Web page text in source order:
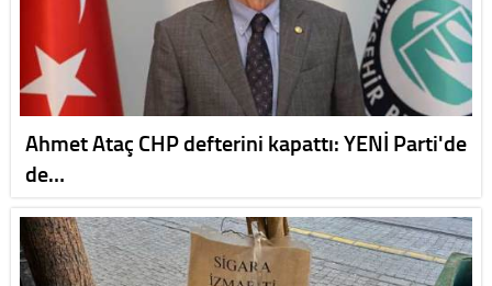
Ahmet Ataç CHP defterini kapattı: YENİ Parti'de
de…